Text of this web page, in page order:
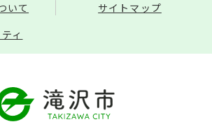
いて
サイトマップ
ィ